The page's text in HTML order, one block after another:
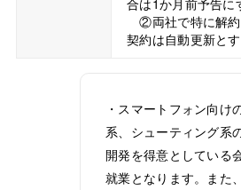
合は1か月前予告に
②両社で特に解約
契約は自動更新とす
・スマートフォン向け
系、シューティング系
開発を得意としている
就業となります。また